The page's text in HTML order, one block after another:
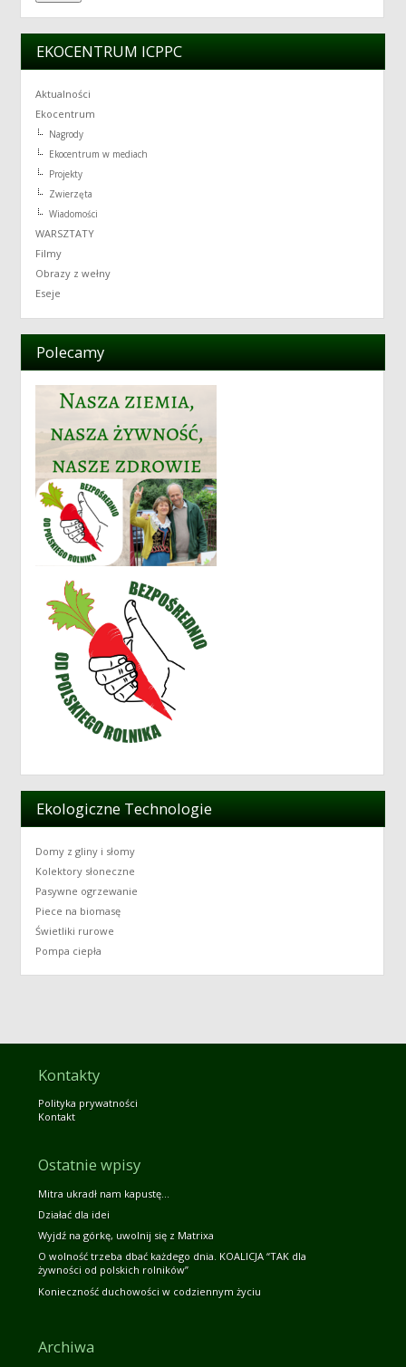
EKOCENTRUM ICPPC
Aktualności
Ekocentrum
Nagrody
Ekocentrum w mediach
Projekty
Zwierzęta
Wiadomości
WARSZTATY
Filmy
Obrazy z wełny
Eseje
Polecamy
Ekologiczne Technologie
Domy z gliny i słomy
Kolektory słoneczne
Pasywne ogrzewanie
Piece na biomasę
Świetliki rurowe
Pompa ciepła
Kontakty
Polityka prywatności
Kontakt
Ostatnie wpisy
Mitra ukradł nam kapustę…
Działać dla idei
Wyjdź na górkę, uwolnij się z Matrixa
O wolność trzeba dbać każdego dnia. KOALICJA “TAK dla
żywności od polskich rolników”
Konieczność duchowości w codziennym życiu
Archiwa